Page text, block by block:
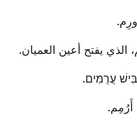
الذي يفتح أعين العميان.
עֲרֻמִּים.
أَرُمِم.